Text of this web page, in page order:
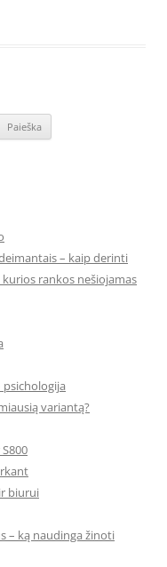
– kaip derinti
rankos nešiojamas
variantą?
biurui
– ką naudinga žinoti